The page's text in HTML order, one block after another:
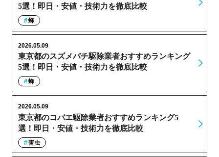
5選！即日・安値・技術力を徹底比較
蜂
東京都のスズメバチ駆除業者おすすめランキング
5選！即日・安値・技術力を徹底比較
2026.05.09
蜂
東京都のコバエ駆除業者おすすめランキング5
選！即日・安値・技術力を徹底比較
2026.05.09
害虫